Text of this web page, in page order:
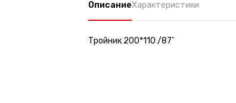
ОписаниеХарактеристики
Тройник 200*110 /87˚